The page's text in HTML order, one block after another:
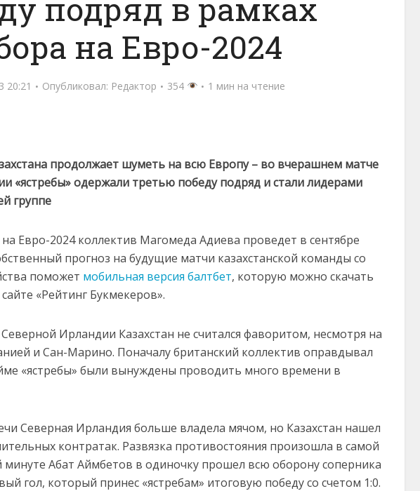
подряд в рамках
на Евро-2024
20:21 Опубликовал: Редактор 354 1 мин на чтение
продолжает шуметь на всю Европу – во вчерашнем матче
«ястребы» одержали третью победу подряд и стали лидерами
группе
Евро-2024 коллектив Магомеда Адиева проведет в сентябре
прогноз на будущие матчи казахстанской команды со
поможет мобильная версия балтбет, которую можно скачать
«Рейтинг Букмекеров».
Ирландии Казахстан не считался фаворитом, несмотря на
и Сан-Марино. Поначалу британский коллектив оправдывал
«ястребы» были вынуждены проводить много времени в
Северная Ирландия больше владела мячом, но Казахстан нашел
контратак. Развязка противостояния произошла в самой
минуте Абат Аймбетов в одиночку прошел всю оборону соперника
гол, который принес «ястребам» итоговую победу со счетом 1:0.